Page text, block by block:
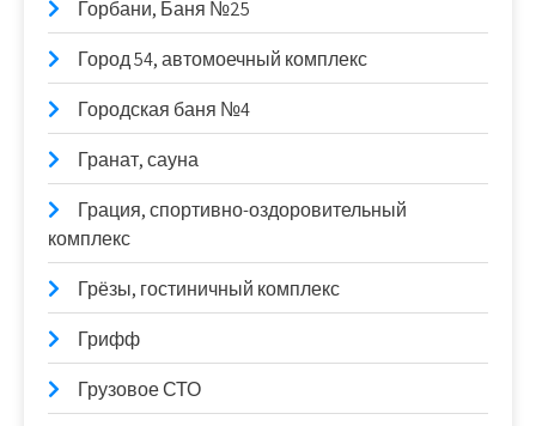
Горбани, Баня №25
Город 54, автомоечный комплекс
Городская баня №4
Гранат, сауна
Грация, спортивно-оздоровительный
комплекс
Грёзы, гостиничный комплекс
Грифф
Грузовое СТО